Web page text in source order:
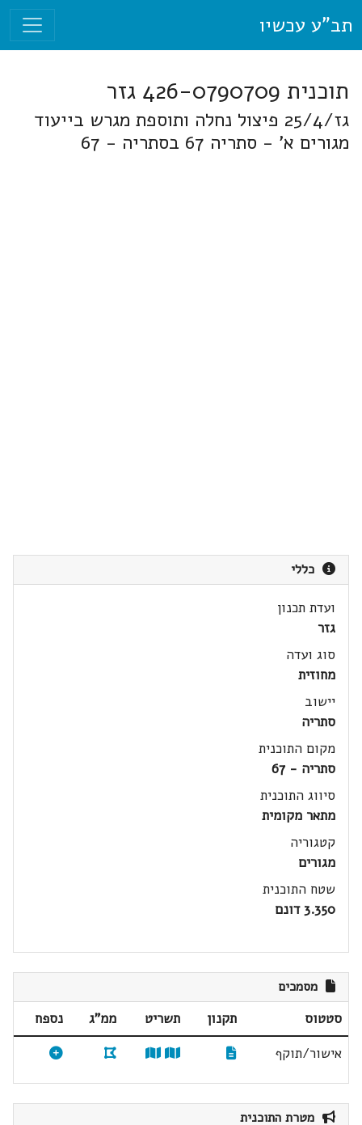
תב"ע עכשיו
תוכנית 426-0790709 גזר
גז/25/4 פיצול נחלה ותוספת מגרש בייעוד
מגורים א' - סתריה 67 בסתריה - 67
כללי
ועדת תכנון
גזר
סוג ועדה
מחוזית
יישוב
סתריה
מקום התוכנית
סתריה - 67
סיווג התוכנית
מתאר מקומית
קטגוריה
מגורים
שטח התוכנית
3.350 דונם
מסמכים
סטטוס תקנון תשריט ממ"ג
נספח
אישור/תוקף
מטרת התוכנית